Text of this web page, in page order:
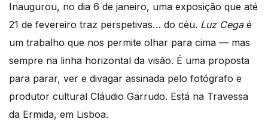
Inaugurou, no dia 6 de janeiro, uma exposição que até
21 de fevereiro traz perspetivas… do céu. Luz Cegaé
um trabalho que nos permite olhar para cima — mas
sempre na linha horizontal da visão. É uma proposta
para parar, ver e divagar assinada pelo fotógrafo e
produtor cultural Cláudio Garrudo. Está na Travessa
da Ermida, em Lisboa.